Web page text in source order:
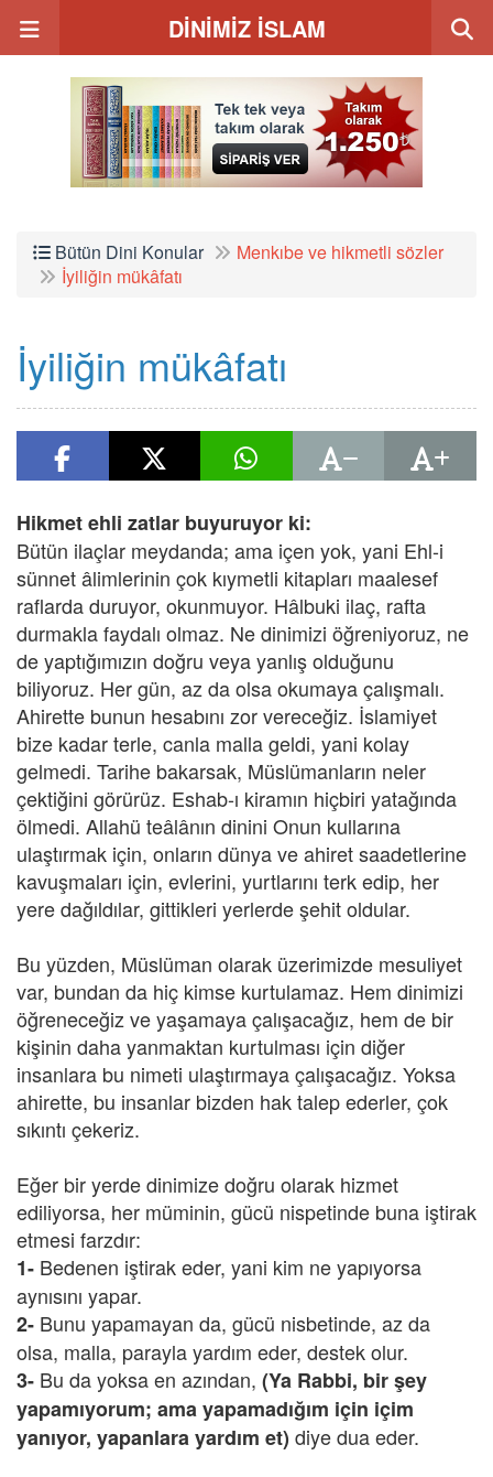
DİNİMİZ İSLAM
Bütün Dini Konular
Menkıbe ve hikmetli sözler
İyiliğin mükâfatı
İyiliğin mükâfatı
Hikmet ehli zatlar buyuruyor ki:
Bütün ilaçlar meydanda; ama içen yok, yani Ehl-i
sünnet âlimlerinin çok kıymetli kitapları maalesef
raflarda duruyor, okunmuyor. Hâlbuki ilaç, rafta
durmakla faydalı olmaz. Ne dinimizi öğreniyoruz, ne
de yaptığımızın doğru veya yanlış olduğunu
biliyoruz. Her gün, az da olsa okumaya çalışmalı.
Ahirette bunun hesabını zor vereceğiz. İslamiyet
bize kadar terle, canla malla geldi, yani kolay
gelmedi. Tarihe bakarsak, Müslümanların neler
çektiğini görürüz. Eshab-ı kiramın hiçbiri yatağında
ölmedi. Allahü teâlânın dinini Onun kullarına
ulaştırmak için, onların dünya ve ahiret saadetlerine
kavuşmaları için, evlerini, yurtlarını terk edip, her
yere dağıldılar, gittikleri yerlerde şehit oldular.
Bu yüzden, Müslüman olarak üzerimizde mesuliyet
var, bundan da hiç kimse kurtulamaz. Hem dinimizi
öğreneceğiz ve yaşamaya çalışacağız, hem de bir
kişinin daha yanmaktan kurtulması için diğer
insanlara bu nimeti ulaştırmaya çalışacağız. Yoksa
ahirette, bu insanlar bizden hak talep ederler, çok
sıkıntı çekeriz.
Eğer bir yerde dinimize doğru olarak hizmet
ediliyorsa, her müminin, gücü nispetinde buna iştirak
etmesi farzdır:
1- Bedenen iştirak eder, yani kim ne yapıyorsa
aynısını yapar.
2- Bunu yapamayan da, gücü nisbetinde, az da
olsa, malla, parayla yardım eder, destek olur.
3- Bu da yoksa en azından, (Ya Rabbi, bir şey
yapamıyorum; ama yapamadığım için içim
yanıyor, yapanlara yardım et) diye dua eder.